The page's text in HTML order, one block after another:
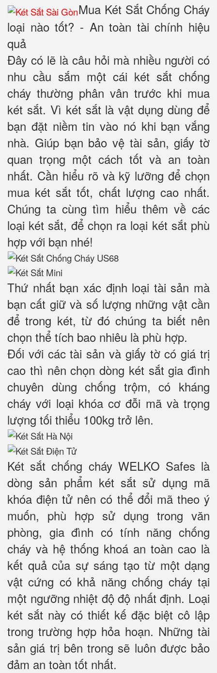
Mua Két Sắt Chống Cháy
loại nào tốt? - An toàn tài chính hiệu
quả
Đây có lẽ là câu hỏi mà nhiều người có
nhu cầu sắm một cái két sắt chống
cháy thường phân vân trước khi mua
két sắt. Vì két sắt là vật dụng dùng để
bạn đặt niềm tin vào nó khi bạn vắng
nhà. Giúp bạn bảo vệ tài sản, giấy tờ
quan trọng một cách tốt và an toàn
nhất. Cần hiểu rõ và kỹ lưỡng để chọn
mua két sắt tốt, chất lượng cao nhất.
Chúng ta cùng tìm hiểu thêm về các
loại két sắt, để chọn ra loại két sắt phù
hợp với bạn nhé!
Thứ nhất bạn xác định loại tài sản mà
bạn cất giữ và số lượng những vật cần
để trong két, từ đó chúng ta biết nên
chọn thể tích bao nhiêu là phù hợp.
Đối với các tài sản và giấy tờ có giá trị
cao thì nên chọn dòng két sắt gia đình
chuyên dùng chống trộm, có kháng
cháy với loại khóa cơ đỗi mã và trọng
lượng tối thiểu 100kg trở lên.
Két sắt chống cháy WELKO Safes là
dòng sản phẩm két sắt sử dụng mã
khóa điện tử nên có thể đổi mã theo ý
muốn, phù hợp sử dụng trong văn
phòng, gia đình có tính năng chống
cháy và hệ thống khoá an toàn cao là
kết quả của sự sáng tạo từ một dạng
vật cứng có khả năng chống cháy tại
một ngưỡng nhiệt độ độ nhất định. Loại
két sắt này có thiết kế đặc biệt cô lập
trong trường hợp hỏa hoạn. Những tài
sản giá trị bên trong sẽ luôn được bảo
đảm an toàn tốt nhất.